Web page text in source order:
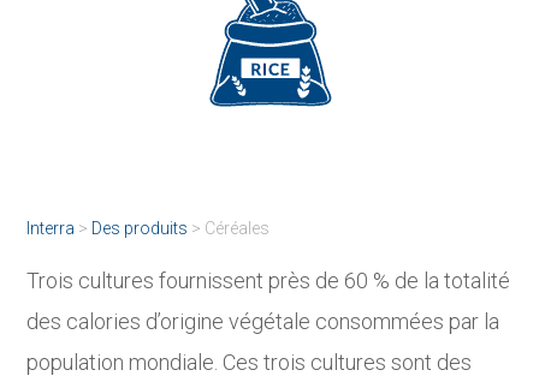
Interra > Des produits > Céréales
Trois cultures fournissent près de 60 % de la totalité
des calories d’origine végétale consommées par la
population mondiale. Ces trois cultures sont des